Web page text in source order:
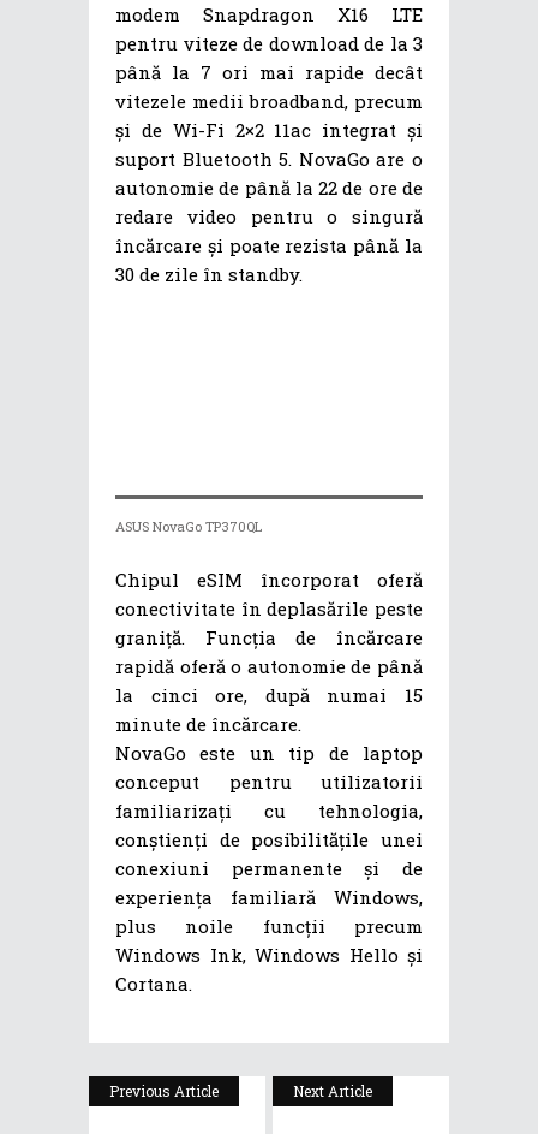
modem Snapdragon X16 LTE
pentru viteze de download de la 3
până la 7 ori mai rapide decât
vitezele medii broadband, precum
și de Wi-Fi 2×2 11ac integrat și
suport Bluetooth 5. NovaGo are o
autonomie de până la 22 de ore de
redare video pentru o singură
încărcare și poate rezista până la
30 de zile în standby.
ASUS NovaGo TP370QL
Chipul eSIM încorporat oferă
conectivitate în deplasările peste
graniță. Funcția de încărcare
rapidă oferă o autonomie de până
la cinci ore, după numai 15
minute de încărcare.
NovaGo este un tip de laptop
conceput pentru utilizatorii
familiarizați cu tehnologia,
conștienți de posibilitățile unei
conexiuni permanente și de
experiența familiară Windows,
plus noile funcții precum
Windows Ink, Windows Hello și
Cortana.
Previous Article Next Article